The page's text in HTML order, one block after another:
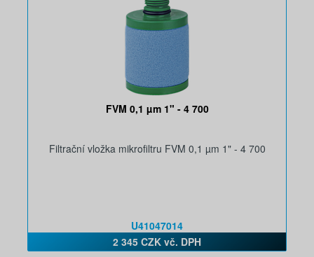
FVM 0,1 µm 1" - 4 700
Filtrační vložka mikrofiltru FVM 0,1 µm 1" - 4 700
U41047014
2 345 CZK vč. DPH